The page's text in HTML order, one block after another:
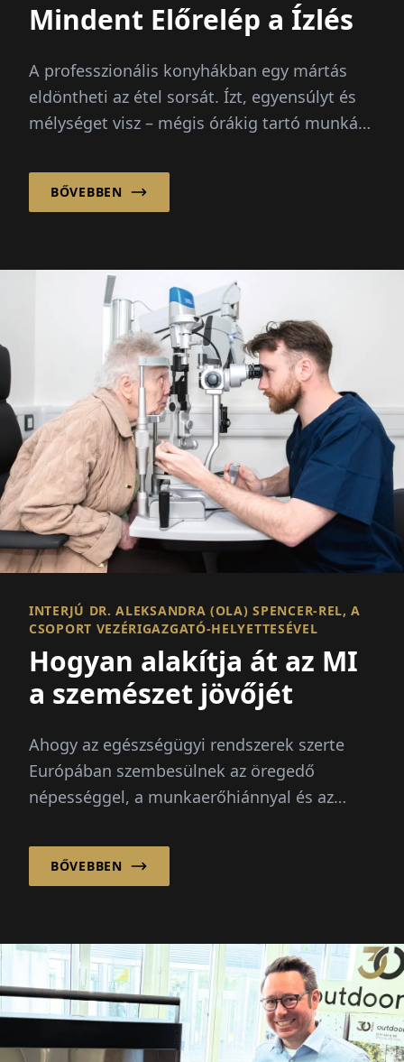
Mindent Előrelép a Ízlés
A professzionális konyhákban egy mártás
eldöntheti az étel sorsát. Ízt, egyensúlyt és
mélységet visz – mégis órákig tartó munkát
BŐVEBBEN
INTERJÚ DR. ALEKSANDRA (OLA) SPENCER-REL, A
CSOPORT VEZÉRIGAZGATÓ-HELYETTESÉVEL
Hogyan alakítja át az MI
a szemészet jövőjét
Ahogy az egészségügyi rendszerek szerte
Európában szembesülnek az öregedő
népességgel, a munkaerőhiánnyal és az
oftalmológiai szolgáltató Optegra...
BŐVEBBEN